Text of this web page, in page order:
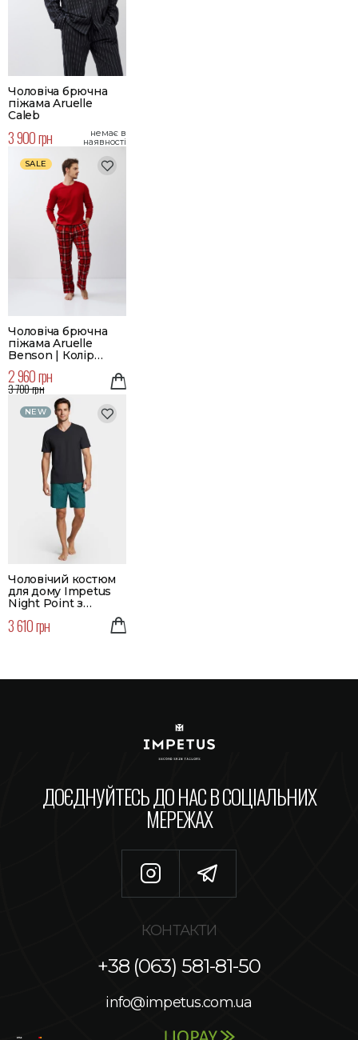
Чоловіча брючна
піжама Aruelle
Caleb
3 900 грн немає в
наявності
SALE
Чоловіча брючна
піжама Aruelle
Benson | Колір
червоний
2 960 грн
3 700 грн
NEW
Чоловічий костюм
для дому Impetus
Night Point з
зелений
3 610 грн
ДОЄДНУЙТЕСЬ ДО НАС В СОЦІАЛЬНИХ
МЕРЕЖАХ
КОНТАКТИ
+38 (063) 581-81-50
info@impetus.com.ua